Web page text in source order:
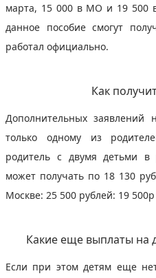
марта, 15 000 в МО и 19 500
данное пособие смогут
работал официально.
Как
Дополнительных
только одному из
родитель с двумя детьми
может получать по 18 130
Москве: 25 500 рублей: 19
Какие еще выплаты на
Если при этом детям еще